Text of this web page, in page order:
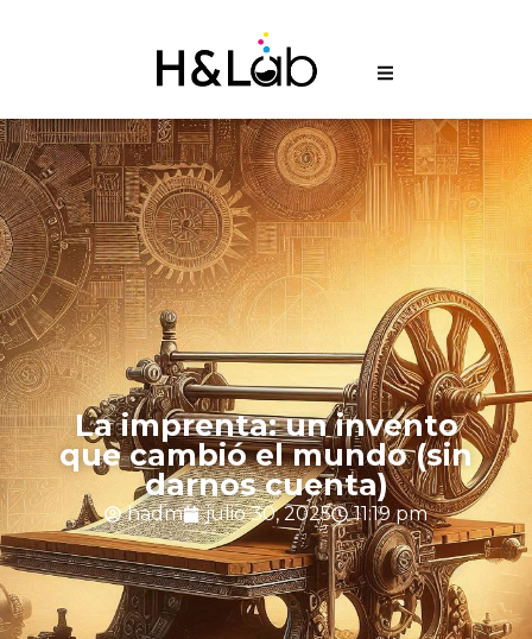
La imprenta: un invento
que cambió el mundo (sin
darnos cuenta)
hadm julio 30, 2025 11:19 pm